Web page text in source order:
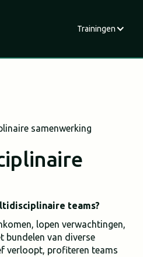
Trainingen
samenwerking
teams?
lopen verwachtingen,
bundelen van diverse
verloopt, profiteren teams